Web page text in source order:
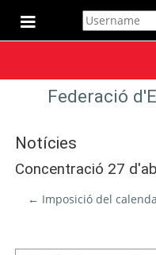
Ves al contingut principal
Panell lateral
Federació
Notícies
Concentració 27
← Imposició del